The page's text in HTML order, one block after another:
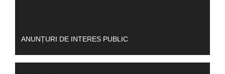
ANUNȚURI DE INTERES PUBLIC